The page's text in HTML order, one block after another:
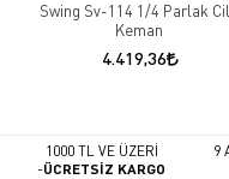
Swing Sv-114 1/4 Parlak
Keman
4.419,36
1000 TL VE ÜZERİ
-ÜCRETSİZ KARGO
9